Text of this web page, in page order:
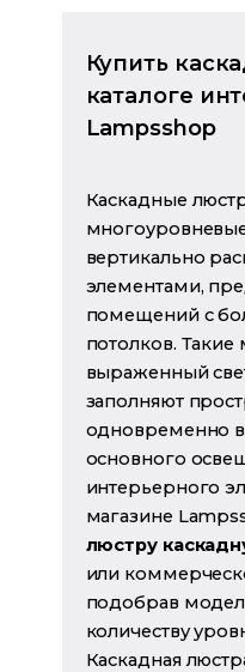
Купить
каталоге
Lampsshop
Каскадные
вертикально
элементами,
помещений с
потолков.
выраженный
заполняют
одновременно
основного
интерьерного
магазине
люстру
или
подобрав
количеству
Каскадная